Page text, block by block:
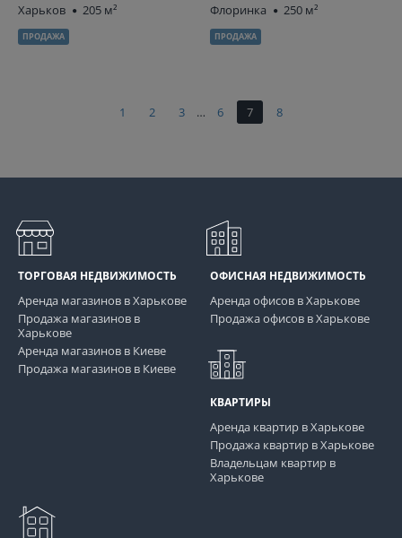
Харьков 205 м²
ПРОДАЖА
Флоринка 250 м²
ПРОДАЖА
1 2 3 … 6 7 8
ТОРГОВАЯ НЕДВИЖИМОСТЬ
Аренда магазинов в Харькове
Продажа магазинов в
Харькове
Аренда магазинов в Киеве
Продажа магазинов в Киеве
ОФИСНАЯ НЕДВИЖИМОСТЬ
Аренда офисов в Харькове
Продажа офисов в Харькове
КВАРТИРЫ
Аренда квартир в Харькове
Продажа квартир в Харькове
Владельцам квартир в
Харькове